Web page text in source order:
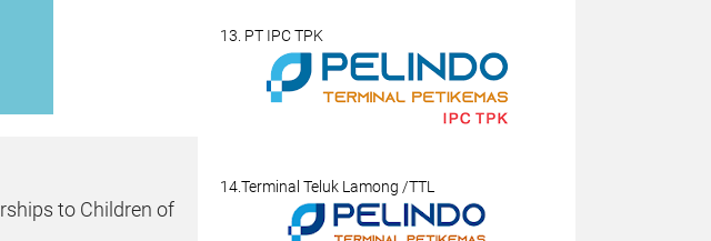
to Children of
13. PT IPC TPK
14.Terminal Teluk Lamong /TTL